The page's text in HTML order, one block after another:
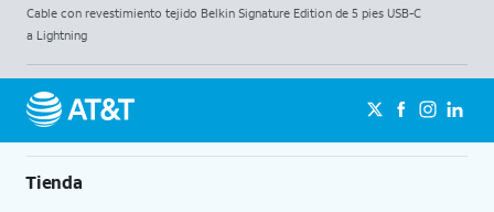
Cable con revestimiento tejido Belkin Signature Edition de 5 pies USB-C
a Lightning
Tienda